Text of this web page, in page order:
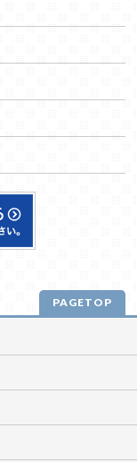
PAGETOP